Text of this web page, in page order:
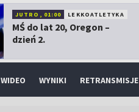
JUTRO, 01:00 LEKKOATLETYKA
MŚ do lat 20, Oregon –
dzień 2.
WIDEO WYNIKI RETRANSMISJE